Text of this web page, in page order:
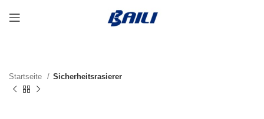
Startseite Sicherheitsrasierer